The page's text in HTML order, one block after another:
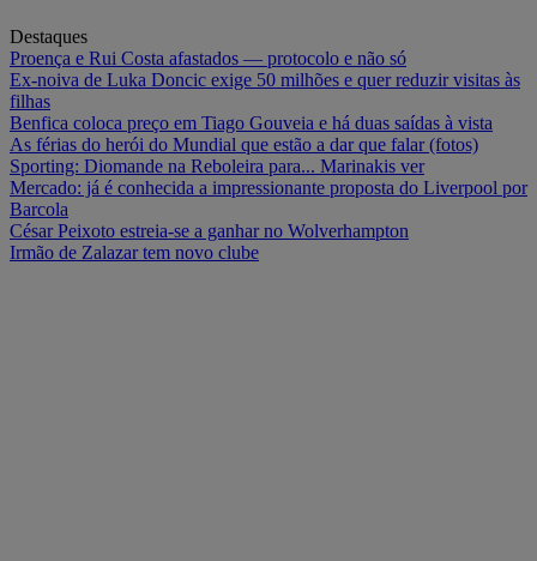
Destaques
Proença e Rui Costa afastados — protocolo e não só
Ex-noiva de Luka Doncic exige 50 milhões e quer reduzir visitas às
filhas
Benfica coloca preço em Tiago Gouveia e há duas saídas à vista
As férias do herói do Mundial que estão a dar que falar (fotos)
Sporting: Diomande na Reboleira para... Marinakis ver
Mercado: já é conhecida a impressionante proposta do Liverpool por
Barcola
César Peixoto estreia-se a ganhar no Wolverhampton
Irmão de Zalazar tem novo clube